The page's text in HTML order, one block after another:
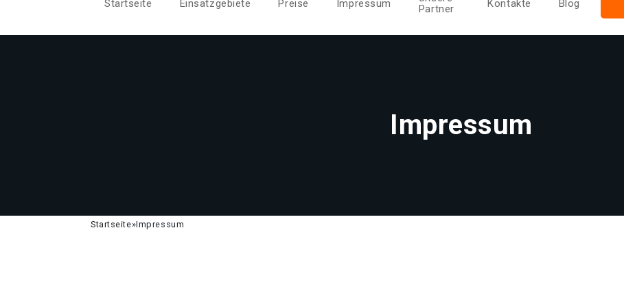
Startseite Einsatzgebiete Preise Impressum
Partner
Kontakte Blog
Impressum
Startseite»Impressum